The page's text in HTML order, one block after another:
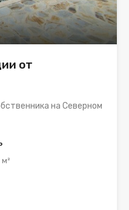
от
на Северном
м²